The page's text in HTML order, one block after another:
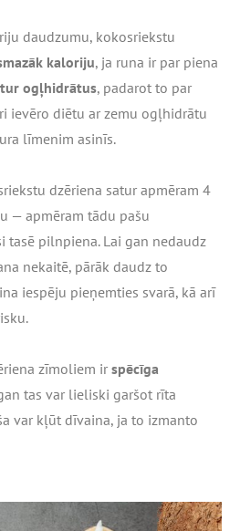
daudzumu, kokosriekstu
kaloriju, ja runa ir par piena
ogļhidrātus, padarot to par
ievēro diētu ar zemu ogļhidrātu
līmenim asinīs.
dzēriena satur apmēram 4
— apmēram tādu pašu
tasē pilnpiena. Lai gan nedaudz
nekaitē, pārāk daudz to
iespēju pieņemties svarā, kā arī
zīmoliem ir spēcīga
tas var lieliski garšot rīta
var kļūt dīvaina, ja to izmanto